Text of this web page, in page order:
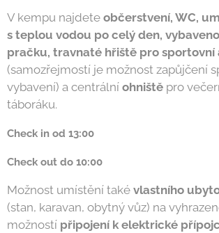
V kempu najdete občerstvení, WC,
s teplou vodou po celý den,
pračku, travnaté hřiště pro sportovní
(samozřejmostí je možnost zapůjčení
vybavení) a centrální ohniště pro
táboráku.
Check in od 13:00
Check out do 10:00
Možnost umístění také vlastního
(stan, karavan, obytný vůz) na
možností připojení k elektrické